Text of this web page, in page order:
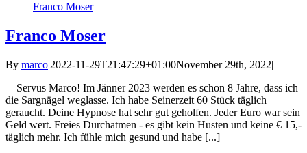
Franco Moser
Franco Moser
By marco|2022-11-29T21:47:29+01:00November 29th, 2022|
Servus Marco! Im Jänner 2023 werden es schon 8 Jahre, dass ich
die Sargnägel weglasse. Ich habe Seinerzeit 60 Stück täglich
geraucht. Deine Hypnose hat sehr gut geholfen. Jeder Euro war sein
Geld wert. Freies Durchatmen - es gibt kein Husten und keine € 15,-
täglich mehr. Ich fühle mich gesund und habe [...]